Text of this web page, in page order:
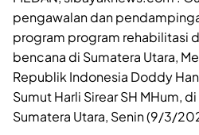
pengawalan dan
program program rehabilitasi
bencana di Sumatera Utara,
Republik Indonesia Doddy
Sumut Harli Sirear SH MHum,
Sumatera Utara, Senin (9/3/